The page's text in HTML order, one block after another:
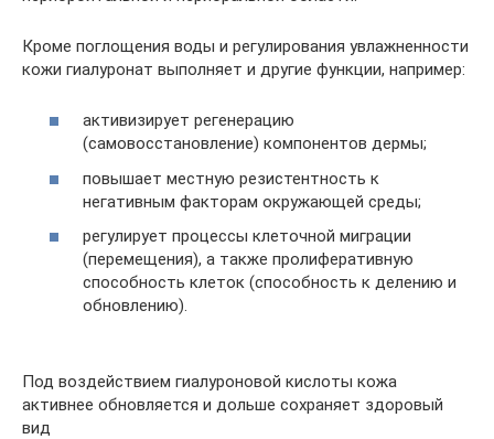
Кроме поглощения воды и регулирования увлажненности
кожи гиалуронат выполняет и другие функции, например:
активизирует регенерацию
(самовосстановление) компонентов дермы;
повышает местную резистентность к
негативным факторам окружающей среды;
регулирует процессы клеточной миграции
(перемещения), а также пролиферативную
способность клеток (способность к делению и
обновлению).
Под воздействием гиалуроновой кислоты кожа
активнее обновляется и дольше сохраняет здоровый
вид